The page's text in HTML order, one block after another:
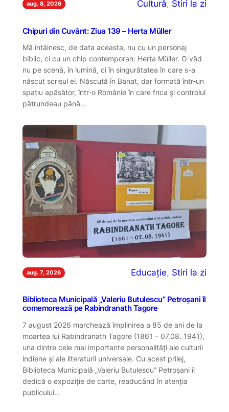
aug. 8, 2026 Cultură, Stiri la zi
Chipuri din Cuvânt: Ziua 139 – Herta Müller
Mă întâlnesc, de data aceasta, nu cu un personaj
biblic, ci cu un chip contemporan: Herta Müller. O văd
nu pe scenă, în lumină, ci în singurătatea în care s-a
născut scrisul ei. Născută în Banat, dar formată într-un
spațiu apăsător, într-o Românie în care frica și controlul
pătrundeau până…
aug. 7, 2026 Educație, Stiri la zi
Biblioteca Municipală „Valeriu Butulescu” Petroșani îl
comemorează pe Rabindranath Tagore
7 august 2026 marchează împlinirea a 85 de ani de la
moartea lui Rabindranath Tagore (1861 – 07.08. 1941),
una dintre cele mai importante personalități ale culturii
indiene și ale literaturii universale. Cu acest prilej,
Biblioteca Municipală „Valeriu Butulescu” Petroșani îi
dedică o expoziție de carte, readucând în atenția
publicului…